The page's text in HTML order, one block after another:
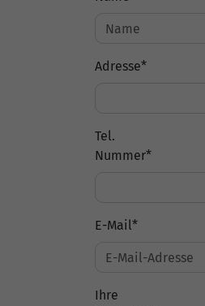
Adresse*
Tel.
Nummer*
E-Mail*
Ihre